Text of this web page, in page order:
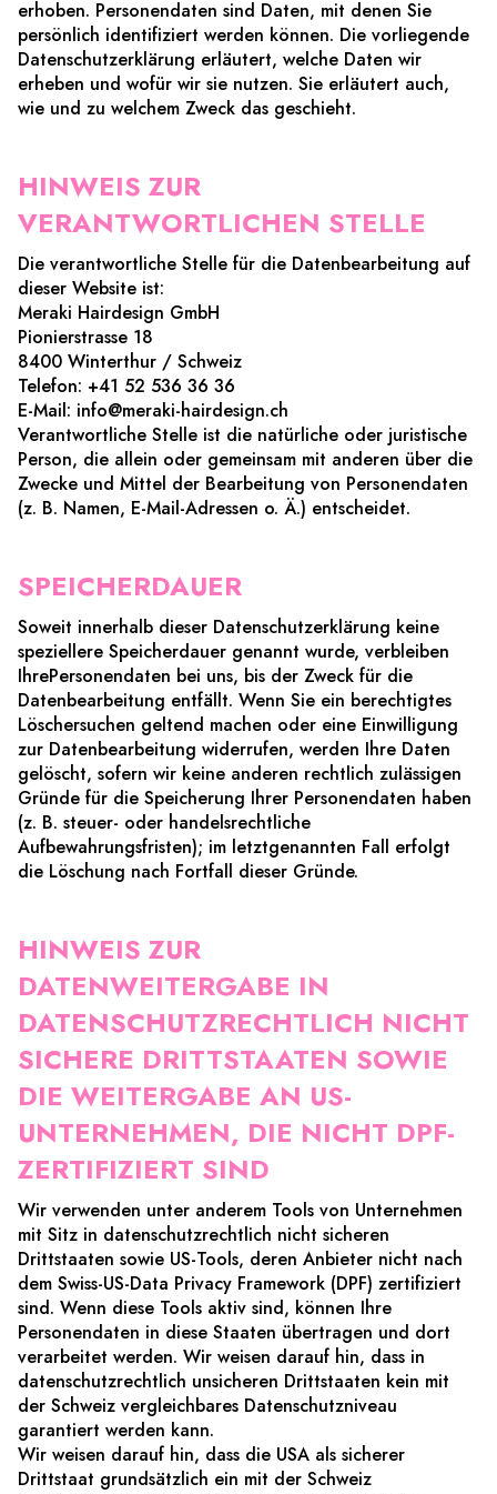
erhoben. Personendaten sind Daten, mit denen Sie
persönlich identifiziert werden können. Die vorliegende
Datenschutzerklärung erläutert, welche Daten wir
erheben und wofür wir sie nutzen. Sie erläutert auch,
wie und zu welchem Zweck das geschieht.
HINWEIS ZUR
VERANTWORTLICHEN STELLE
Die verantwortliche Stelle für die Datenbearbeitung auf
dieser Website ist:
Meraki Hairdesign GmbH
Pionierstrasse 18
8400 Winterthur / Schweiz
Telefon: +41 52 536 36 36
E-Mail: info@meraki-hairdesign.ch
Verantwortliche Stelle ist die natürliche oder juristische
Person, die allein oder gemeinsam mit anderen über die
Zwecke und Mittel der Bearbeitung von Personendaten
(z. B. Namen, E-Mail-Adressen o. Ä.) entscheidet.
SPEICHERDAUER
Soweit innerhalb dieser Datenschutzerklärung keine
speziellere Speicherdauer genannt wurde, verbleiben
IhrePersonendaten bei uns, bis der Zweck für die
Datenbearbeitung entfällt. Wenn Sie ein berechtigtes
Löschersuchen geltend machen oder eine Einwilligung
zur Datenbearbeitung widerrufen, werden Ihre Daten
gelöscht, sofern wir keine anderen rechtlich zulässigen
Gründe für die Speicherung Ihrer Personendaten haben
(z. B. steuer- oder handelsrechtliche
Aufbewahrungsfristen); im letztgenannten Fall erfolgt
die Löschung nach Fortfall dieser Gründe.
HINWEIS ZUR
DATENWEITERGABE IN
DATENSCHUTZRECHTLICH NICHT
SICHERE DRITTSTAATEN SOWIE
DIE WEITERGABE AN US-
UNTERNEHMEN, DIE NICHT DPF-
ZERTIFIZIERT SIND
Wir verwenden unter anderem Tools von Unternehmen
mit Sitz in datenschutzrechtlich nicht sicheren
Drittstaaten sowie US-Tools, deren Anbieter nicht nach
dem Swiss-US-Data Privacy Framework (DPF) zertifiziert
sind. Wenn diese Tools aktiv sind, können Ihre
Personendaten in diese Staaten übertragen und dort
verarbeitet werden. Wir weisen darauf hin, dass in
datenschutzrechtlich unsicheren Drittstaaten kein mit
der Schweiz vergleichbares Datenschutzniveau
garantiert werden kann.
Wir weisen darauf hin, dass die USA als sicherer
Drittstaat grundsätzlich ein mit der Schweiz